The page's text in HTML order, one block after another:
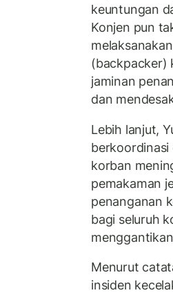
keuntungan
Konjen pun
(backpacker)
jaminan
dan
Lebih lanjut,
korban
pemakaman
penanganan
bagi seluruh
Menurut
insiden